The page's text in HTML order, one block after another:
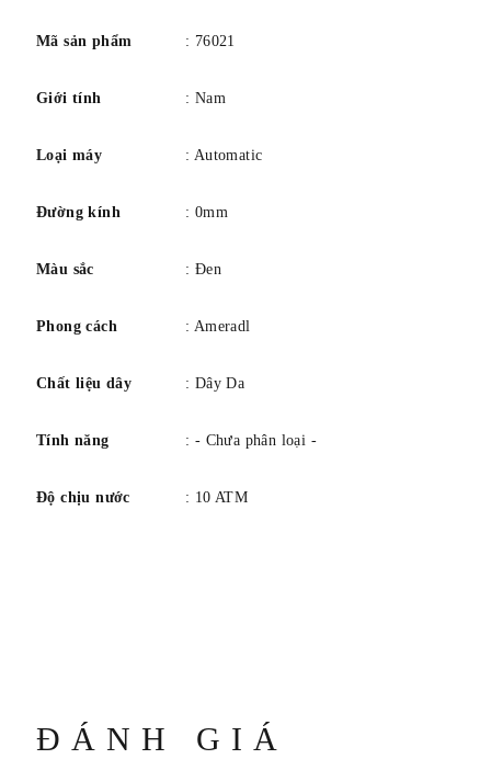
Số lượng hồng ngọc: 26
TRƯỜNG HỢP
hình dạng: Tròn
Độ dày: 10,3 mm
Mã sản phẩm : 76021
Giới tính : Nam
Loại máy : Automatic
Đường kính : 0mm
Màu sắc : Đen
Phong cách : Ameradl
Chất liệu dây : Dây Da
Tính năng : - Chưa phân loại -
Độ chịu nước : 10 ATM
ĐÁNH GIÁ